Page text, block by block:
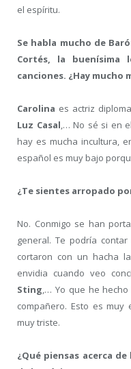
el espíritu.
Se habla mucho de
Cortés, la buenísima
canciones. ¿Hay mucho
Carolina es actriz
Luz Casal,… No sé si en
hay es mucha incultura,
español es muy bajo
¿Te sientes arropado
No. Conmigo se han
general. Te podría
cortaron con un hacha
envidia cuando veo
Sting,… Yo que he
compañero. Esto es
muy triste.
¿Qué piensas acerca